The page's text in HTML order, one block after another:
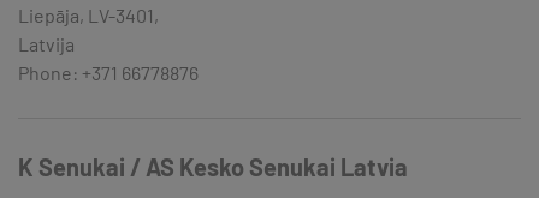
Liepāja, LV-3401,
Latvija
Phone: +371 66778876
K Senukai / AS Kesko Senukai Latvia